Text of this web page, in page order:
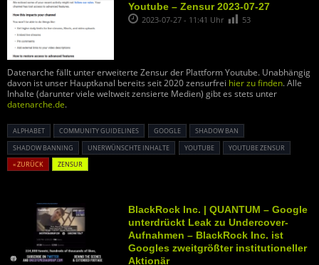
Youtube – Zensur 2023-07-27
2023-07-27 - 11:41 Uhr 53
Datenarche fällt unter erweiterte Zensur der Plattform Youtube. Unabhängig
davon ist unser Hauptkanal bereits seit 2020 zensurfrei hier zu finden. Alle
Inhalte (darunter viele weltweit zensierte Medien) gibt es stets unter
datenarche.de.
ALPHABET COMMUNITY GUIDELINES GOOGLE
SHADOW BAN
SHADOW BANNING
UNERWÜNSCHTE INHALTE YOUTUBE
YOUTUBE ZENSUR
« ZURÜCK
ZENSUR
BlackRock Inc. | QUANTUM – Google
unterdrückt Leak zu Undercover-
Aufnahmen – BlackRock Inc. ist
Googles zweitgrößter institutioneller
Aktionär